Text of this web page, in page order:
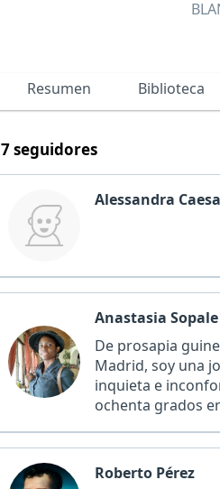
Resumen Biblioteca
7 seguidores
Alessandra
Anastasia
De prosapia
Madrid, soy una
inquieta e
ochenta grados
Roberto Pérez